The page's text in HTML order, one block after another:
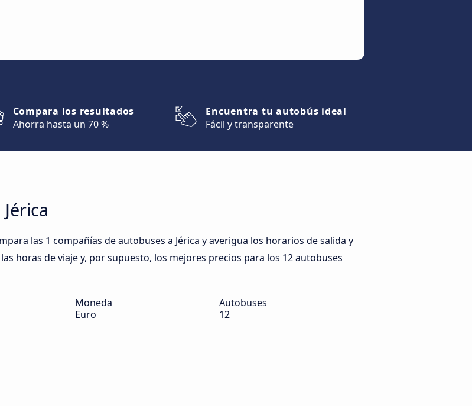
Compara los resultados
Ahorra hasta un 70 %
Encuentra tu autobús ideal
Fácil y transparente
las 1 compañías de autobuses a Jérica y averigua los horarios de salida y
horas de viaje y, por supuesto, los mejores precios para los 12 autobuses
Moneda
Euro
Autobuses
12